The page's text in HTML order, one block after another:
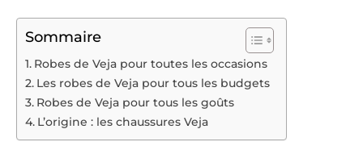
Sommaire
Robes de Veja pour toutes les occasions
Les robes de Veja pour tous les budgets
Robes de Veja pour tous les goûts
L’origine : les chaussures Veja